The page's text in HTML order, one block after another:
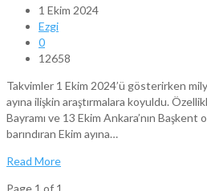
1 Ekim 2024
Ezgi
0
12658
Takvimler 1 Ekim 2024’ü gösterirken
ayına ilişkin araştırmalara koyuldu.
Bayramı ve 13 Ekim Ankara’nın Başkent
barındıran Ekim ayına…
Read More
Page 1 of 1